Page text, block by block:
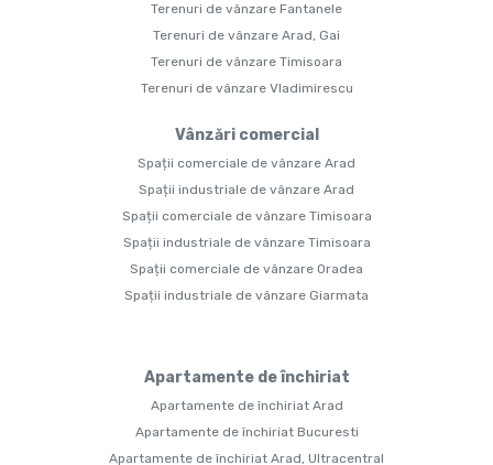
Terenuri de vânzare Fantanele
Terenuri de vânzare Arad, Gai
Terenuri de vânzare Timisoara
Terenuri de vânzare Vladimirescu
Vânzări comercial
Spații comerciale de vânzare Arad
Spații industriale de vânzare Arad
Spații comerciale de vânzare Timisoara
Spații industriale de vânzare Timisoara
Spații comerciale de vânzare Oradea
Spații industriale de vânzare Giarmata
Apartamente de închiriat
Apartamente de închiriat Arad
Apartamente de închiriat Bucuresti
Apartamente de închiriat Arad, Ultracentral